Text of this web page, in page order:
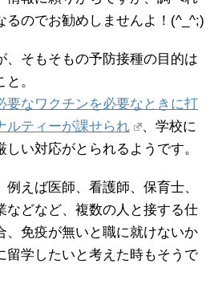
るのでお勧めしませんよ！(^_^;)
、そもそもの予防接種の目的は
。
要なワクチンを必要なときに打
ルティーが課せられ
、学校に
い対応がとられるようです。
えば医師、看護師、保育士、
などなど、複数の人と接する仕
、免疫が無いと職に就けないか
留学したいと考えた時もそうで